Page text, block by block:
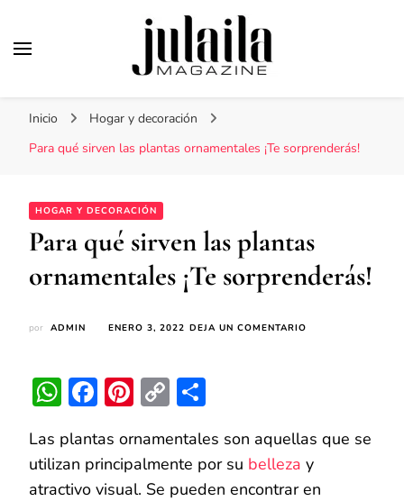
Inicio
Hogar y decoración
Para qué sirven las plantas ornamentales ¡Te sorprenderás!
HOGAR Y DECORACIÓN
Para qué sirven las plantas
ornamentales ¡Te sorprenderás!
por ADMIN ENERO 3, 2022 DEJA UN COMENTARIO
¡TE
WhatsApp
Facebook
Pinterest
Copy
Las plantas ornamentales son aquellas que se
utilizan principalmente por su belleza y
atractivo visual. Se pueden encontrar en